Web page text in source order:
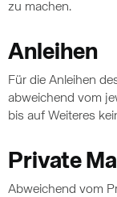
zu machen.
Anleihen
Für die Anleihen
abweichend vom
bis auf Weiteres
Private
Abweichend vom